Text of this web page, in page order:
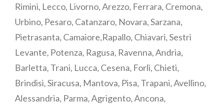
Rimini, Lecco, Livorno, Arezzo, Ferrara, Cremona,
Urbino, Pesaro, Catanzaro, Novara, Sarzana,
Pietrasanta, Camaiore,Rapallo, Chiavari, Sestri
Levante, Potenza, Ragusa, Ravenna, Andria,
Barletta, Trani, Lucca, Cesena, Forlì, Chieti,
Brindisi, Siracusa, Mantova, Pisa, Trapani, Avellino,
Alessandria, Parma, Agrigento, Ancona,